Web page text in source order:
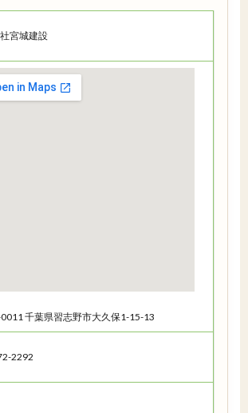
宮城建設
千葉県習志野市大久保1-15-13
2292